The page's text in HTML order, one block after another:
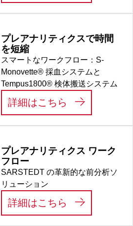
プレアナリティクスで時間
を短縮
スマートなワークフロー：S-
Monovette® 採血システムと
Tempus1800® 検体搬送システム
詳細はこちら プレアナリ
プレアナリティクス ワーク
フロー
SARSTEDT の革新的な前分析ソ
リューション
詳細はこちら プレアナリ